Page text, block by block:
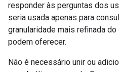
responder às perguntas dos
seria usada apenas para
granularidade mais refinada
podem oferecer.
Não é necessário unir ou